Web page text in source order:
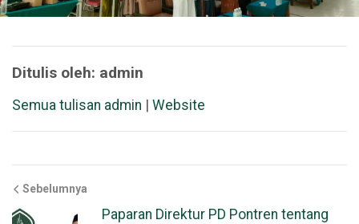
Ditulis oleh: admin
Semua tulisan admin | Website
Sebelumnya
Paparan Direktur PD Pontren tentang